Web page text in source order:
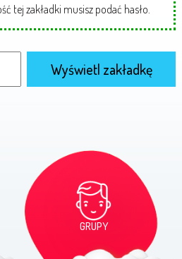
tej zakładki musisz podać hasło.
GRUPY